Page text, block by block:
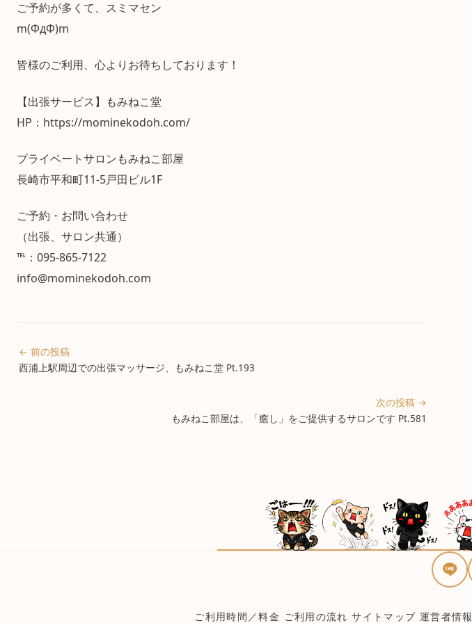
ご予約が多くて、スミマセン
m(ΦдΦ)m
皆様のご利用、心よりお待ちしております！
【出張サービス】もみねこ堂
HP：https://mominekodoh.com/
プライベートサロンもみねこ部屋
長崎市平和町11-5戸田ビル1F
ご予約・お問い合わせ
（出張、サロン共通）
℡：095-865-7122
info@mominekodoh.com
← 前の投稿
西浦上駅周辺での出張マッサージ、もみねこ堂 Pt.193
次の投稿 →
もみねこ部屋は、「癒し」をご提供するサロンです Pt.581
ご利用時間／料金 ご利用の流れ サイトマップ 運営者情報